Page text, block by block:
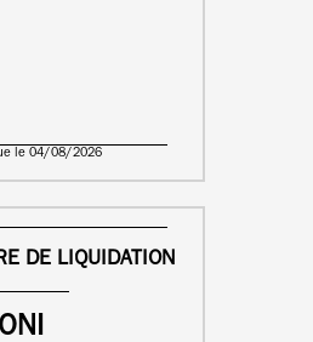
le 04/08/2026
DE LIQUIDATION